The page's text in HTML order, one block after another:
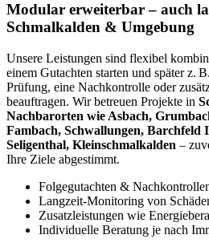
Modular erweiterbar – auch
Schmalkalden & Umgebung
Unsere Leistungen sind flexibel
einem Gutachten starten und später z.
Prüfung, eine Nachkontrolle oder
beauftragen. Wir betreuen Projekte in
Nachbarorten wie Asbach,
Fambach, Schwallungen, Barchfeld
Seligenthal, Kleinschmalkalden –
Ihre Ziele abgestimmt.
Folgegutachten &
Langzeit-Monitoring von
Zusatzleistungen wie
Individuelle Beratung je nach